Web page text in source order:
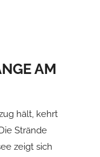
AM
hält, kehrt
Strände
zeigt sich